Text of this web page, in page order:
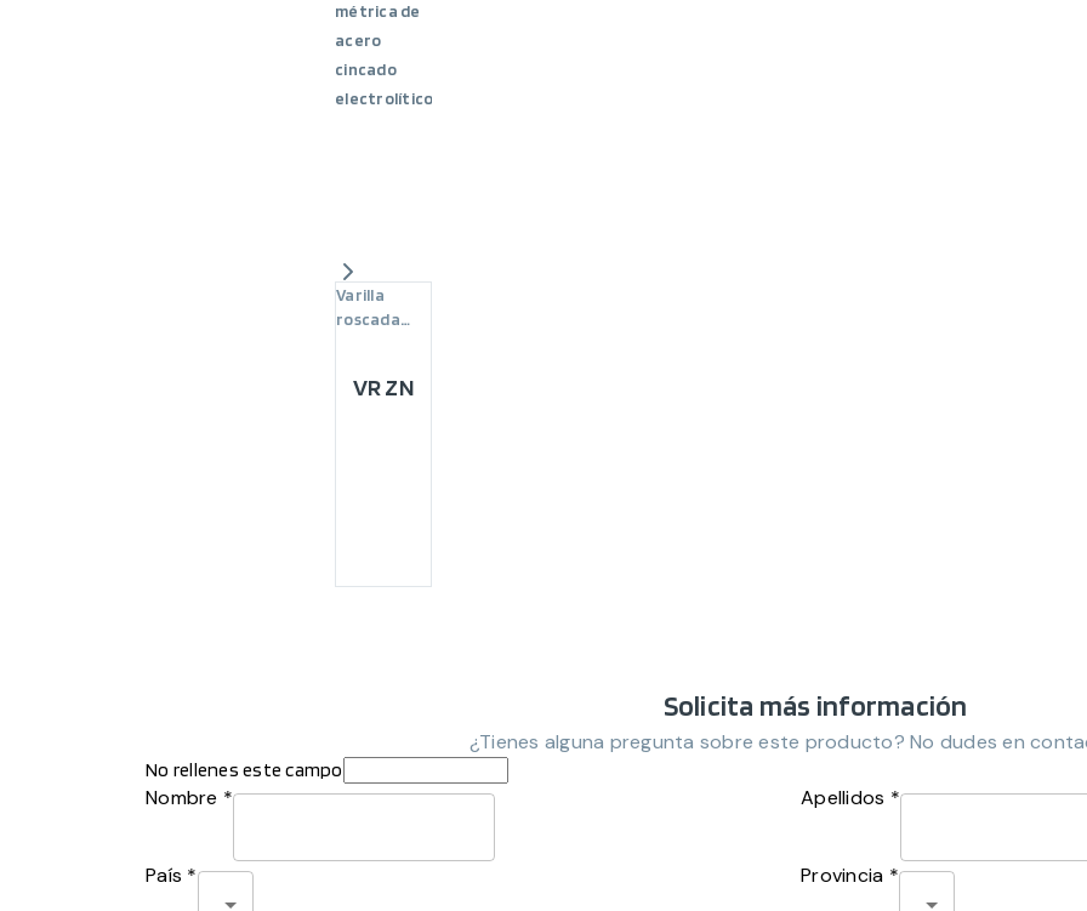
métrica de
acero
cincado
electrolítico
Varilla
roscada
VR ZN
Solicita más información
¿Tienes alguna pregunta sobre este producto? No dudes en
No rellenes este campo
Nombre * Apellidos *
País * Provincia *